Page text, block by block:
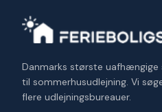
Danmarks største uafhængige
til sommerhusudlejning. Vi
flere udlejningsbureauer.